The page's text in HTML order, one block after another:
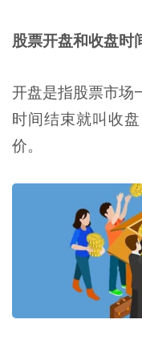
股票开盘和收盘时
开盘是指股票市场
时间结束就叫收
价。